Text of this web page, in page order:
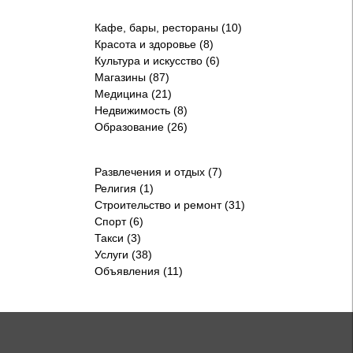
Кафе, бары, рестораны (10)
Красота и здоровье (8)
Культура и искусство (6)
Магазины (87)
Медицина (21)
Недвижимость (8)
Образование (26)
Развлечения и отдых (7)
Религия (1)
Строительство и ремонт (31)
Спорт (6)
Такси (3)
Услуги (38)
Объявления (11)